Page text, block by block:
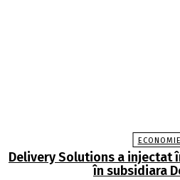
ECONOMIE
Delivery Solutions a injectat
în subsidiara